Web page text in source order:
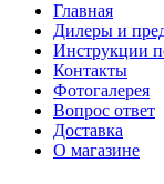
Главная
Дилеры и
Инструкции
Контакты
Фотогалерея
Вопрос ответ
Доставка
О магазине